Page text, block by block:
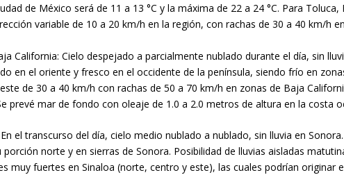
de México será de 11 a 13 °C y la máxima de 22 a 24 °C. Para
variable de 10 a 20 km/h en la región, con rachas de 30 a 40 km/h
California: Cielo despejado a parcialmente nublado durante el día, sin
en el oriente y fresco en el occidente de la península, siendo frío en
de 30 a 40 km/h con rachas de 50 a 70 km/h en zonas de Baja
prevé mar de fondo con oleaje de 1.0 a 2.0 metros de altura en la costa
el transcurso del día, cielo medio nublado a nublado, sin lluvia en
norte y en sierras de Sonora. Posibilidad de lluvias aisladas
muy fuertes en Sinaloa (norte, centro y este), las cuales podrían